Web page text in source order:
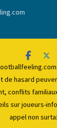
de hasard
conflits
sur joueurs-
appel non